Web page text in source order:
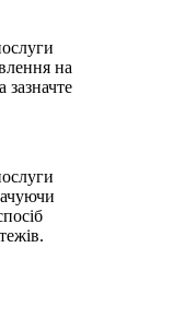
на
зазначте